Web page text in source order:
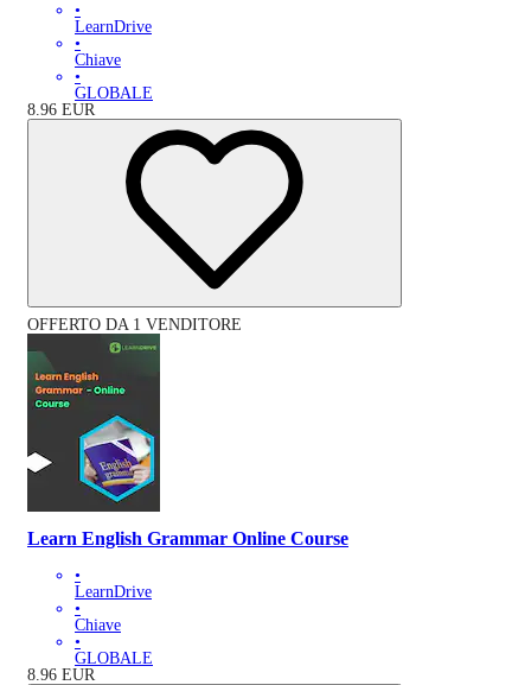
•
LearnDrive
•
Chiave
•
GLOBALE
8.96 EUR
OFFERTO DA 1 VENDITORE
Learn English Grammar Online Course
•
LearnDrive
•
Chiave
•
GLOBALE
8.96 EUR